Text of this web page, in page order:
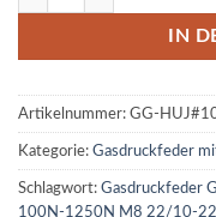
IN
Artikelnummer: GG-
Kategorie: Gasdruckfeder
Schlagwort: Gasdruckfeder
100N-1250N M8 22/10-